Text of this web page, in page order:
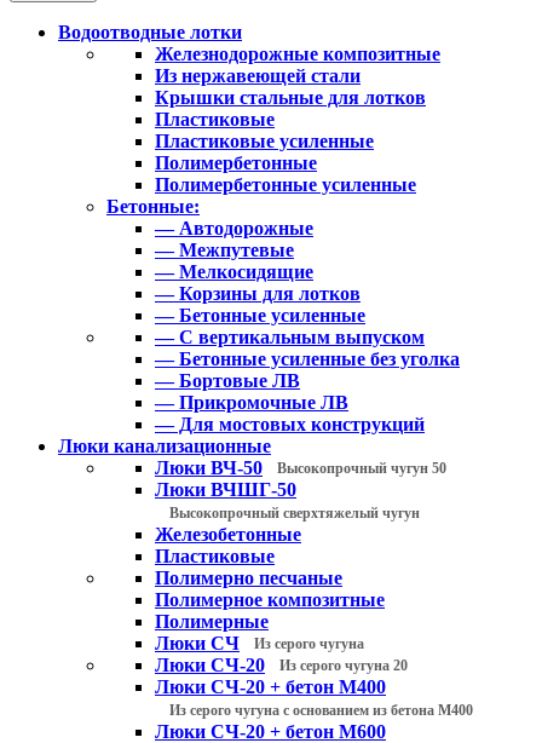
Водоотводные лотки
Железнодорожные композитные
Из нержавеющей стали
Крышки стальные для лотков
Пластиковые
Пластиковые усиленные
Полимербетонные
Полимербетонные усиленные
Бетонные:
— Автодорожные
— Межпутевые
— Мелкосидящие
— Корзины для лотков
— Бетонные усиленные
— С вертикальным выпуском
— Бетонные усиленные без уголка
— Бортовые ЛВ
— Прикромочные ЛВ
— Для мостовых конструкций
Люки канализационные
Люки ВЧ-50
Высокопрочный чугун 50
Люки ВЧШГ-50
Высокопрочный сверхтяжелый чугун
Железобетонные
Пластиковые
Полимерно песчаные
Полимерное композитные
Полимерные
Люки СЧ
Из серого чугуна
Люки СЧ-20 Из серого чугуна 20
Люки СЧ-20 + бетон М400
Из серого чугуна с основанием из бетона М400
Люки СЧ-20 + бетон М600